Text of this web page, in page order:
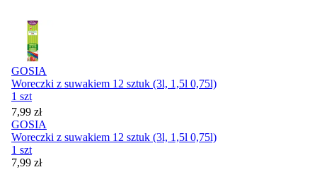
GOSIA
Woreczki z suwakiem 12 sztuk (3l, 1,5l 0,75l)
1 szt
Cena
7,99 zł
GOSIA
Woreczki z suwakiem 12 sztuk (3l, 1,5l 0,75l)
1 szt
Cena
7,99 zł